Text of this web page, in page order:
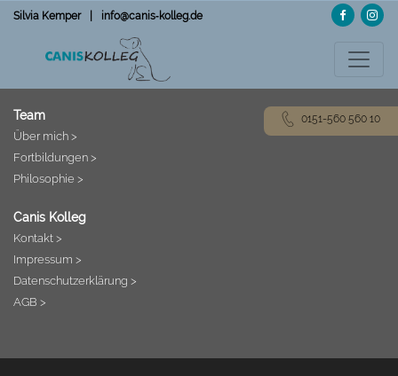
Direkt
zumSilvia Kemper info@canis‑kolleg.de
Team
Über mich >
Fortbildungen >
Philosophie >
Canis Kolleg
Kontakt >
Impressum >
Datenschutzerklärung >
AGB >
0151-560 560 10